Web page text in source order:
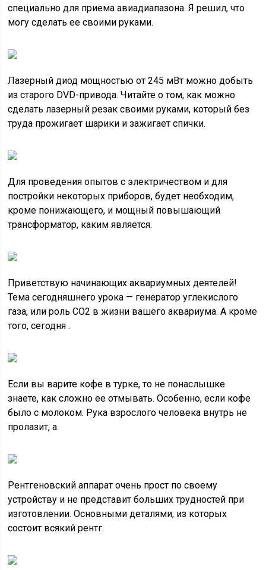
специально для приема авиадиапазона. Я решил, что
могу сделать ее своими руками.
Лазерный диод мощностью от 245 мВт можно добыть
из старого DVD-привода. Читайте о том, как можно
сделать лазерный резак своими руками, который без
труда прожигает шарики и зажигает спички.
Для проведения опытов с электричеством и для
постройки некоторых приборов, будет необходим,
кроме понижающего, и мощный повышающий
трансформатор, каким является.
Приветствую начинающих аквариумных деятелей!
Тема сегодняшнего урока — генератор углекислого
газа, или роль CO2 в жизни вашего аквариума. А кроме
того, сегодня .
Если вы варите кофе в турке, то не понаслышке
знаете, как сложно ее отмывать. Особенно, если кофе
было с молоком. Рука взрослого человека внутрь не
пролазит, а.
Рентгеновский аппарат очень прост по своему
устройству и не представит больших трудностей при
изготовлении. Основными деталями, из которых
состоит всякий рентг.